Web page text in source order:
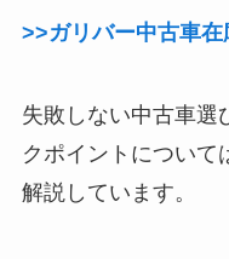
>>ガリバー中古車
失敗しない中古車選
クポイントについて
解説しています。